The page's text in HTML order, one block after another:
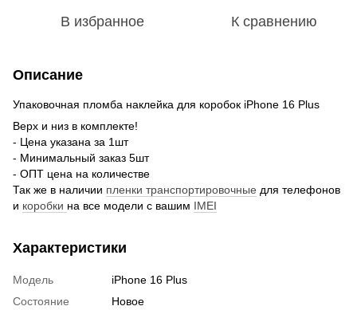
В избранное К сравнению
Описание
Упаковочная пломба наклейка для коробок iPhone 16 Plus
Верх и низ в комплекте!
- Цена указана за 1шт
- Минимальный заказ 5шт
- ОПТ цена на количестве
Так же в наличии пленки транспортировочные для телефонов
и коробки на все модели с вашим IMEI
Характеристики
Модель
iPhone 16 Plus
Состояние
Новое